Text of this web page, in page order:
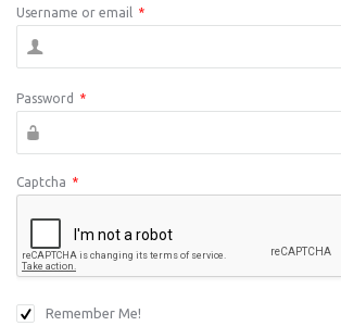
Username or email *
Password *
Captcha *
Remember Me!